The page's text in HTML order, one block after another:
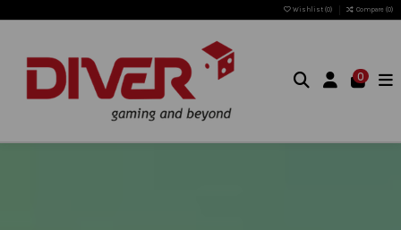
Wishlist (0) Compare (0)
0